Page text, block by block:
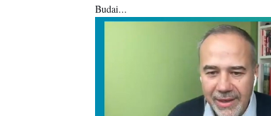
Budai...